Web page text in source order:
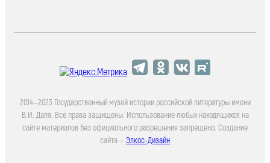
2014—2023 Государственный музей истории российской литературы имени
В.И. Даля. Все права защищены. Использование любых находящихся на
сайте материалов без официального разрешения запрещено. Создание
сайта — Элкос-Дизайн